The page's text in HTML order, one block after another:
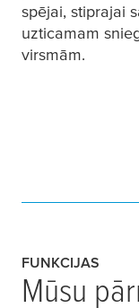
spējai, stiprajai
uzticamam
virsmām.
FUNKCIJAS
Mūsu